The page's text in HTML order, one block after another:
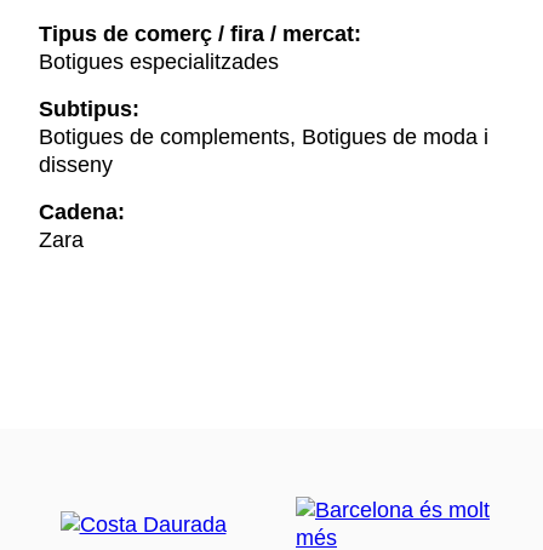
Tipus de comerç / fira / mercat:
Botigues especialitzades
Subtipus:
Botigues de complements, Botigues de moda i
disseny
Cadena:
Zara